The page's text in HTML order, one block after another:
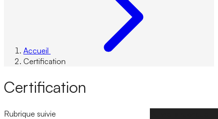
Accueil
Certification
Certification
Rubrique suivie